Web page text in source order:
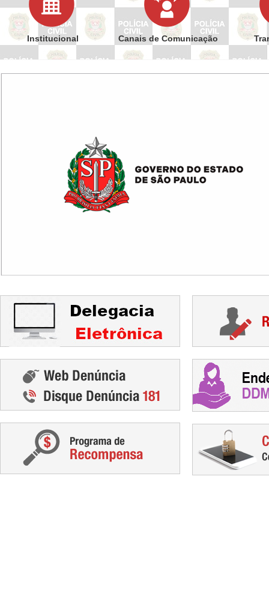
Institucional Canais de Comunicação